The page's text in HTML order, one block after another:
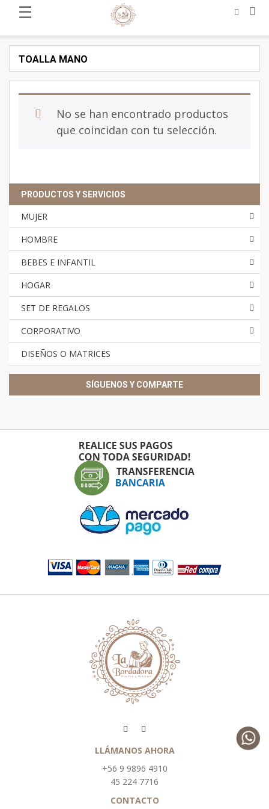
☰
TOALLA MANO
No se han encontrado productos
que coincidan con tu selección.
PRODUCTOS Y SERVICIOS
MUJER
HOMBRE
BEBES E INFANTIL
HOGAR
SET DE REGALOS
CORPORATIVO
DISEÑOS O MATRICES
SÍGUENOS Y COMPARTE
LLÁMANOS AHORA
+56 9 9896 4910
45 224 7716
CONTACTO